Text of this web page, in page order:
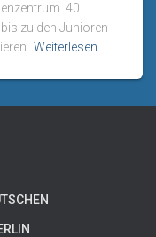
40
zu den Junioren
Weiterlesen…